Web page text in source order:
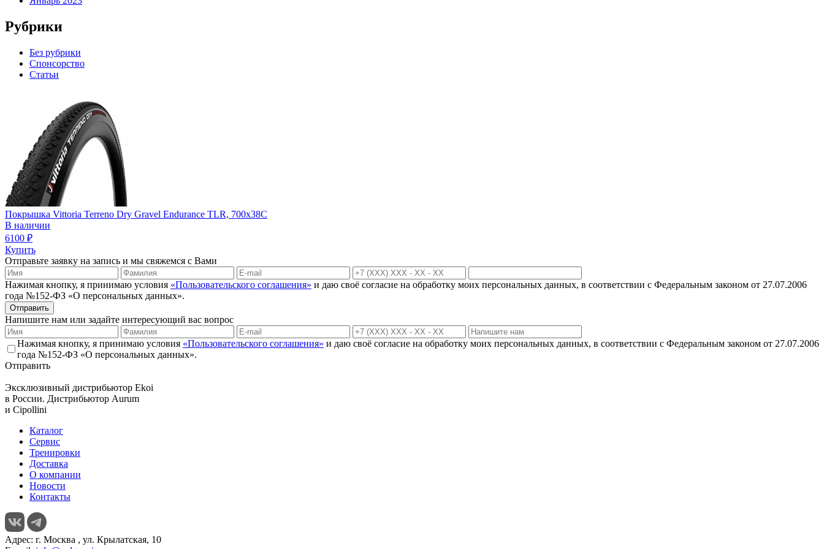
Рубрики
Без рубрики
Спонсорство
Статьи
Покрышка Vittoria Terreno Dry Gravel Endurance TLR, 700х38С
В наличии
6100 ₽
Купить
Отправьте заявку на запись и мы свяжемся с Вами
Нажимая кнопку, я принимаю условия «Пользовательского соглашения» и даю своё согласие на обработку моих персональных данных, в соответствии с Федеральным законом от 27.07.2006
года №152-ФЗ «О персональных данных».
Отправить
Напишите нам или задайте интересующий вас вопрос
Нажимая кнопку, я принимаю условия «Пользовательского соглашения» и даю своё согласие на обработку моих персональных данных, в соответствии с Федеральным законом от 27.07.2006
года №152-ФЗ «О персональных данных».
Отправить
Эксклюзивный дистрибьютор Ekoi
в России. Дистрибьютор Aurum
и Cipollini
Каталог
Сервис
Тренировки
Доставка
О компании
Новости
Контакты
Адрес: г. Москва , ул. Крылатская, 10